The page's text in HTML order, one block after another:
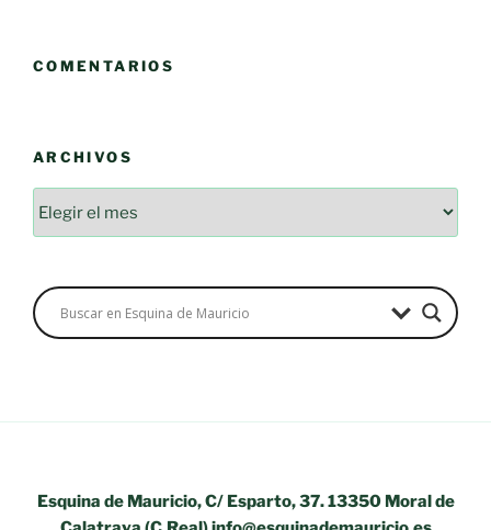
COMENTARIOS
ARCHIVOS
Esquina de Mauricio, C/ Esparto, 37. 13350 Moral de